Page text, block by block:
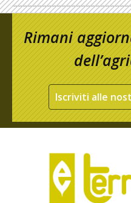
Rimani
Iscriviti alle